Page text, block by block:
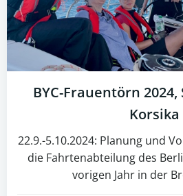
BYC-Frauentörn
Korsika
22.9.-5.10.2024: Planung und
die Fahrtenabteilung des
vorigen Jahr in der